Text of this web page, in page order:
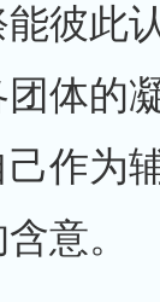
能彼此
体的
作为
意。